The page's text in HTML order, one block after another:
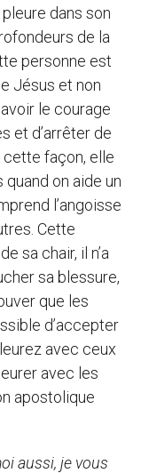
dans son
de la
personne est
Jésus et non
le courage
et d’arrêter de
cette façon, elle
on aide un
l’angoisse
Cette
sa chair, il n’a
sa blessure,
que les
d’accepter
avec ceux
avec les
apostolique
aussi, je vous